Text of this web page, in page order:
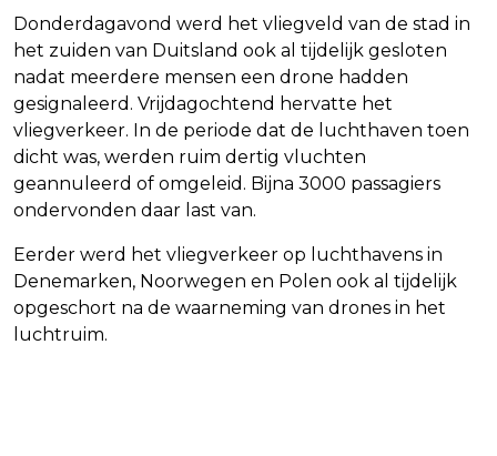
Donderdagavond werd het vliegveld van de stad in
het zuiden van Duitsland ook al tijdelijk gesloten
nadat meerdere mensen een drone hadden
gesignaleerd. Vrijdagochtend hervatte het
vliegverkeer. In de periode dat de luchthaven toen
dicht was, werden ruim dertig vluchten
geannuleerd of omgeleid. Bijna 3000 passagiers
ondervonden daar last van.
Eerder werd het vliegverkeer op luchthavens in
Denemarken, Noorwegen en Polen ook al tijdelijk
opgeschort na de waarneming van drones in het
luchtruim.